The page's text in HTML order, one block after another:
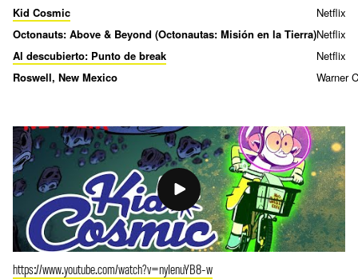
Kid Cosmic
Netflix
Octonauts: Above & Beyond (Octonautas: Misión en la Tierra)Netflix
Al descubierto: Punto de break
Netflix
Roswell, New Mexico
Warner
https://www.youtube.com/watch?v=nyIenuYB8-w